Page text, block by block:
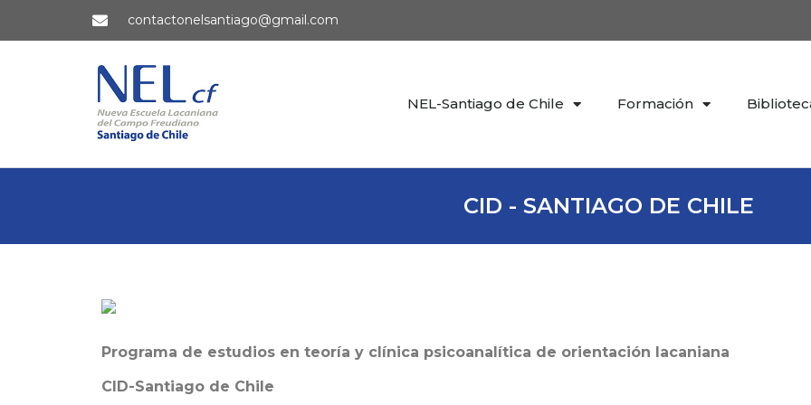
contactonelsantiago@gmail.com
NEL-Santiago de Chile Formación
CID - SANTIAGO DE CHILE
Programa de estudios en teoría y clínica psicoanalítica de orientación lacaniana
CID-Santiago de Chile